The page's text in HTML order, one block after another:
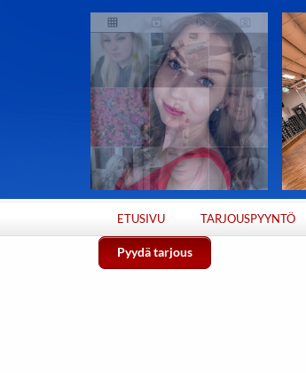
ETUSIVU TARJOUSPYYNTÖ
Pyydä tarjous